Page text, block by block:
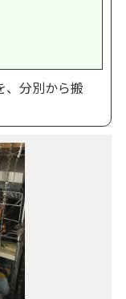
、分別から搬